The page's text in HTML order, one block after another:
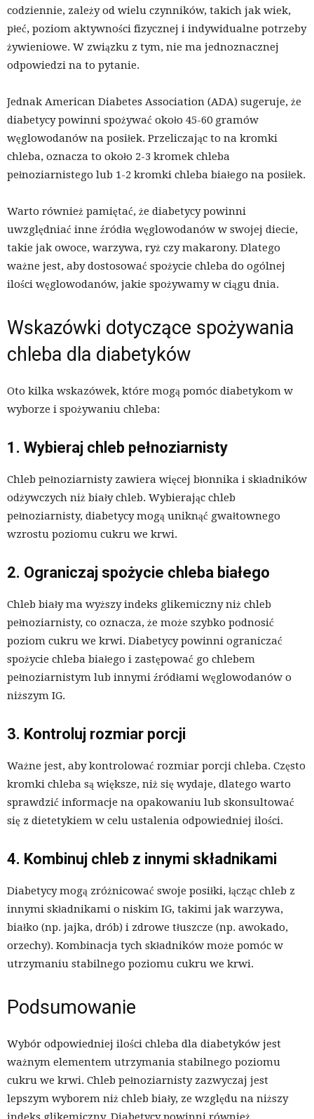
codziennie, zależy od wielu czynników, takich jak wiek,
płeć, poziom aktywności fizycznej i indywidualne potrzeby
żywieniowe. W związku z tym, nie ma jednoznacznej
odpowiedzi na to pytanie.
Jednak American Diabetes Association (ADA) sugeruje, że
diabetycy powinni spożywać około 45-60 gramów
węglowodanów na posiłek. Przeliczając to na kromki
chleba, oznacza to około 2-3 kromek chleba
pełnoziarnistego lub 1-2 kromki chleba białego na posiłek.
Warto również pamiętać, że diabetycy powinni
uwzględniać inne źródła węglowodanów w swojej diecie,
takie jak owoce, warzywa, ryż czy makarony. Dlatego
ważne jest, aby dostosować spożycie chleba do ogólnej
ilości węglowodanów, jakie spożywamy w ciągu dnia.
Wskazówki dotyczące spożywania
chleba dla diabetyków
Oto kilka wskazówek, które mogą pomóc diabetykom w
wyborze i spożywaniu chleba:
1. Wybieraj chleb pełnoziarnisty
Chleb pełnoziarnisty zawiera więcej błonnika i składników
odżywczych niż biały chleb. Wybierając chleb
pełnoziarnisty, diabetycy mogą uniknąć gwałtownego
wzrostu poziomu cukru we krwi.
2. Ograniczaj spożycie chleba białego
Chleb biały ma wyższy indeks glikemiczny niż chleb
pełnoziarnisty, co oznacza, że może szybko podnosić
poziom cukru we krwi. Diabetycy powinni ograniczać
spożycie chleba białego i zastępować go chlebem
pełnoziarnistym lub innymi źródłami węglowodanów o
niższym IG.
3. Kontroluj rozmiar porcji
Ważne jest, aby kontrolować rozmiar porcji chleba. Często
kromki chleba są większe, niż się wydaje, dlatego warto
sprawdzić informacje na opakowaniu lub skonsultować
się z dietetykiem w celu ustalenia odpowiedniej ilości.
4. Kombinuj chleb z innymi składnikami
Diabetycy mogą zróżnicować swoje posiłki, łącząc chleb z
innymi składnikami o niskim IG, takimi jak warzywa,
białko (np. jajka, drób) i zdrowe tłuszcze (np. awokado,
orzechy). Kombinacja tych składników może pomóc w
utrzymaniu stabilnego poziomu cukru we krwi.
Podsumowanie
Wybór odpowiedniej ilości chleba dla diabetyków jest
ważnym elementem utrzymania stabilnego poziomu
cukru we krwi. Chleb pełnoziarnisty zazwyczaj jest
lepszym wyborem niż chleb biały, ze względu na niższy